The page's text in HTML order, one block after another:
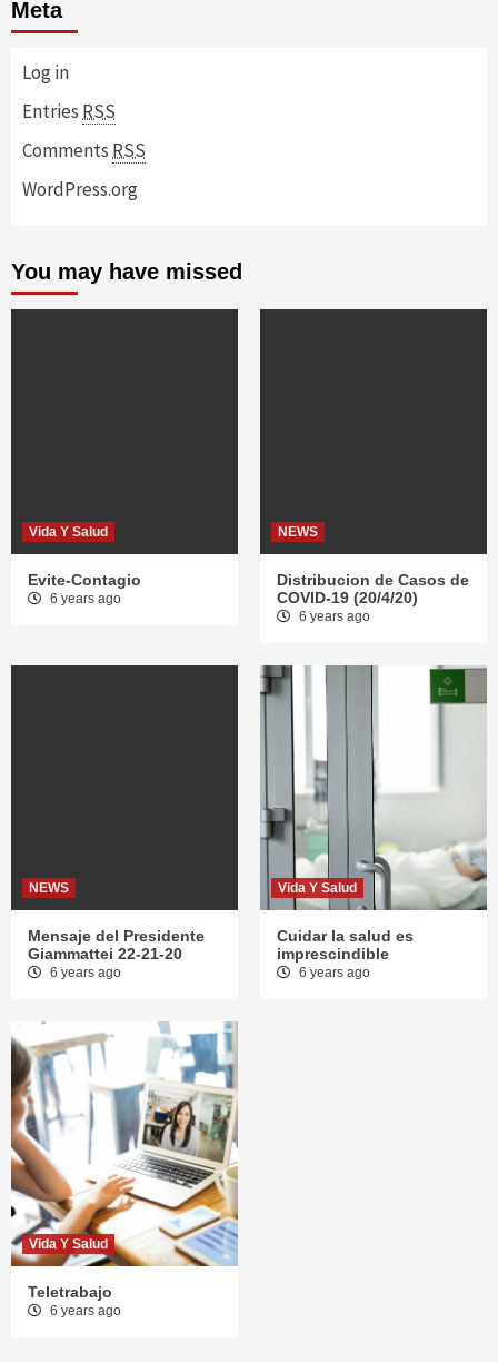
Meta
Log in
Entries RSS
Comments RSS
WordPress.org
You may have missed
Vida Y Salud
Evite-Contagio
6 years ago
NEWS
Distribucion de Casos de
COVID-19 (20/4/20)
6 years ago
NEWS
Mensaje del Presidente
Giammattei 22-21-20
6 years ago
Vida Y Salud
Cuidar la salud es
imprescindible
6 years ago
Vida Y Salud
Teletrabajo
6 years ago